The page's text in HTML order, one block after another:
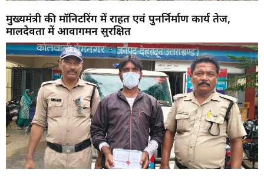
मुख्यमंत्री की मॉनिटरिंग में राहत एवं पुनर्निर्माण कार्य तेज,
मालदेवता में आवागमन सुरक्षित